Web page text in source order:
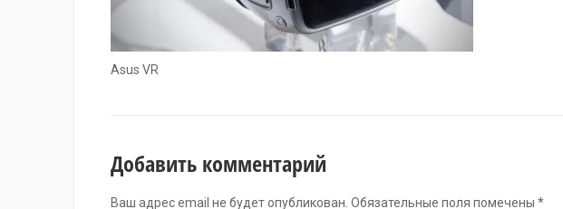
Asus VR
Добавить комментарий
Ваш адрес email не будет опубликован. Обязательные поля помечены *